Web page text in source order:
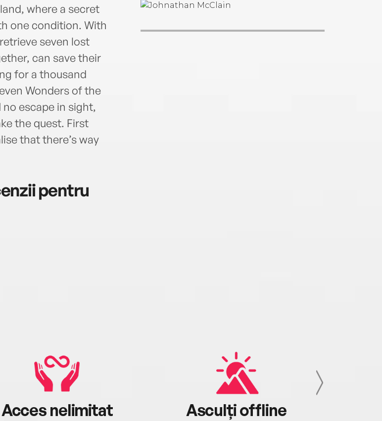
where a secret
one condition. With
seven lost
can save their
for a thousand
Wonders of the
escape in sight,
the quest. First
that there’s way
pentru
Acces nelimitat Asculți offline